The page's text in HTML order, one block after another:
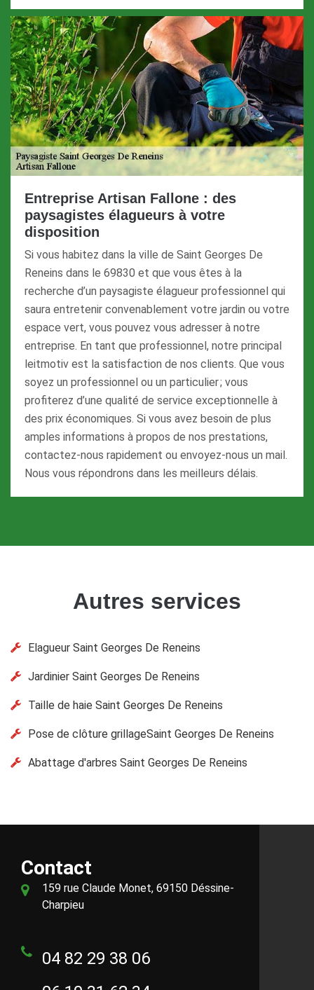
Entreprise Artisan Fallone : des
paysagistes élagueurs à votre
disposition
Si vous habitez dans la ville de Saint Georges De
Reneins dans le 69830 et que vous êtes à la
recherche d’un paysagiste élagueur professionnel qui
saura entretenir convenablement votre jardin ou votre
espace vert, vous pouvez vous adresser à notre
entreprise. En tant que professionnel, notre principal
leitmotiv est la satisfaction de nos clients. Que vous
soyez un professionnel ou un particulier ; vous
profiterez d’une qualité de service exceptionnelle à
des prix économiques. Si vous avez besoin de plus
amples informations à propos de nos prestations,
contactez-nous rapidement ou envoyez-nous un mail.
Nous vous répondrons dans les meilleurs délais.
Autres services
Elagueur Saint Georges De Reneins
Jardinier Saint Georges De Reneins
Taille de haie Saint Georges De Reneins
Pose de clôture grillageSaint Georges De Reneins
Abattage d'arbres Saint Georges De Reneins
Contact
159 rue Claude Monet, 69150 Déssine-
Charpieu
04 82 29 38 06